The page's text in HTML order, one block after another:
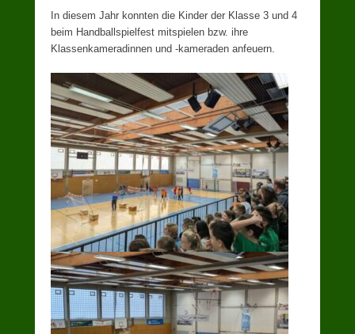
In diesem Jahr konnten die Kinder der Klasse 3 und 4
beim Handballspielfest mitspielen bzw. ihre
Klassenkameradinnen und -kameraden anfeuern.